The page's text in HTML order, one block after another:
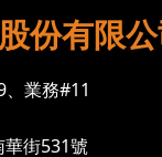
份有限
業務#11
街531號